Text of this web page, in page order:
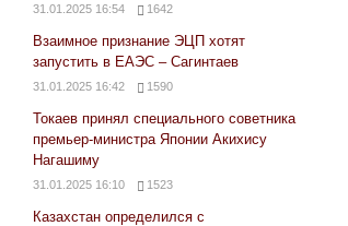
31.01.2025 16:54 1642
Взаимное признание ЭЦП хотят
запустить в ЕАЭС – Сагинтаев
31.01.2025 16:42 1590
Токаев принял специального советника
премьер-министра Японии Акихису
Нагашиму
31.01.2025 16:10 1523
Казахстан определился с